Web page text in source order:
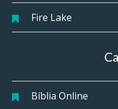
Fire Lake
Bíblia Online